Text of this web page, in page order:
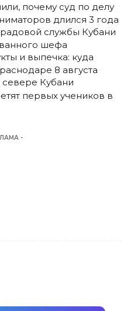
почему суд по делу
длился 3 года
службы Кубани
шефа
и выпечка: куда
8 августа
Кубани
первых учеников в
-